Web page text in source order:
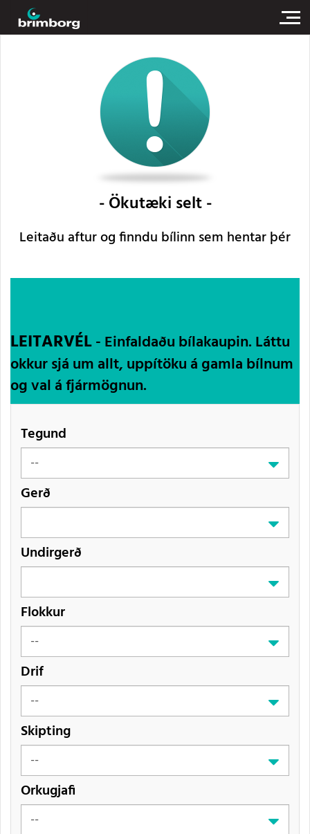
Ökutæki selt
Leitaðu aftur og finndu bílinn sem hentar þér
LEITARVÉL- Einfaldaðu bílakaupin. Láttu
okkur sjá um allt, uppítöku á gamla bílnum
og val á fjármögnun.
Tegund
Gerð
Undirgerð
Flokkur
Drif
Skipting
Orkugjafi